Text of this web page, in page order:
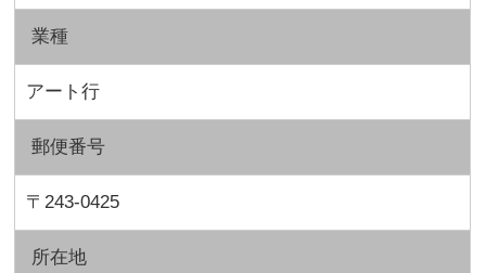
業種
アート行
郵便番号
〒243-0425
所在地